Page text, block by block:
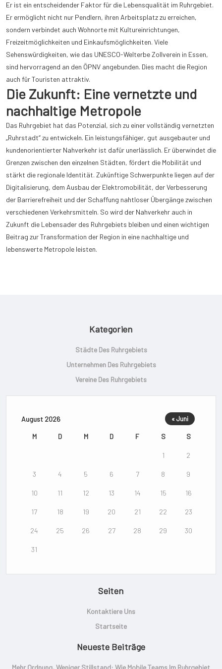
Er ist ein entscheidender Faktor für die Lebensqualität im Ruhrgebiet.
Er ermöglicht nicht nur Pendlern, ihren Arbeitsplatz zu erreichen,
sondern verbindet auch Wohnorte mit Kultureinrichtungen,
Freizeitmöglichkeiten und Einkaufsmöglichkeiten. Viele
Sehenswürdigkeiten, wie das UNESCO-Welterbe Zollverein in Essen,
sind hervorragend an den ÖPNV angebunden. Dies macht die Region
auch für Touristen attraktiv.
Die Zukunft: Eine vernetzte und
nachhaltige Metropole
Das Ruhrgebiet hat das Potenzial, sich zu einer vollständig vernetzten
„Ruhrstadt“ zu entwickeln. Ein leistungsfähiger, gut ausgebauter und
kundenorientierter Nahverkehr ist dafür unerlässlich. Er überwindet die
Grenzen zwischen den einzelnen Städten, fördert die Mobilität und
stärkt die regionale Identität. Zukünftige Schwerpunkte liegen auf der
Digitalisierung, dem Ausbau der Elektromobilität, der Verbesserung
der Barrierefreiheit und der Schaffung nahtloser Übergänge zwischen
verschiedenen Verkehrsmitteln. So wird der Nahverkehr auch in
Zukunft die Lebensader des Ruhrgebiets bleiben und einen wichtigen
Beitrag zur Transformation der Region in eine nachhaltige und
lebenswerte Metropole leisten.
Kategorien
Städte Des Ruhrgebiets
Unternehmen Des Ruhrgebiets
Vereine Des Ruhrgebiets
August 2026
M D M D F S S
1 2
3 4 5 6 7 8 9
10 11 12 13 14 15 16
17 18 19 20 21 22 23
24 25 26 27 28 29 30
31
« Juni
Seiten
Kontaktiere Uns
Startseite
Neueste Beiträge